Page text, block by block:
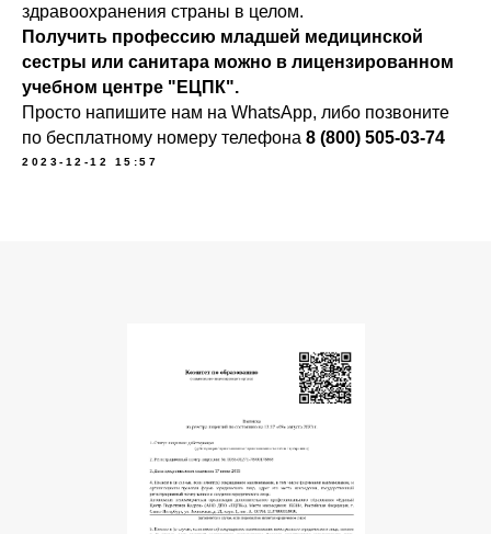
здравоохранения страны в целом.
Получить профессию младшей медицинской
сестры или санитара можно в лицензированном
учебном центре "ЕЦПК".
Просто напишите нам на WhatsApp, либо позвоните
по бесплатному номеру телефона 8 (800) 505-03-74
2023-12-12 15:57